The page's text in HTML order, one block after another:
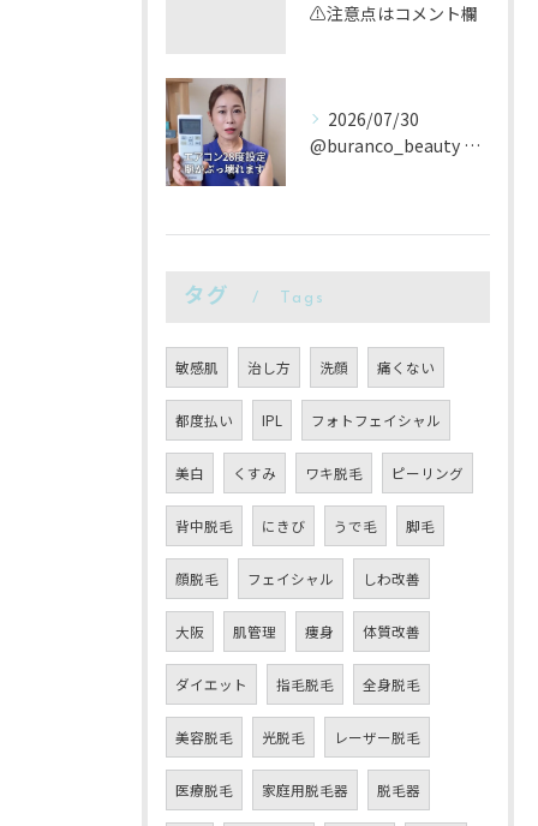
⚠️注意点はコメント欄
2026/07/30
@buranco_beauty 歴12年の知見と根本美容💆‍...
タグ Tags
敏感肌 治し方 洗顔 痛くない
都度払い IPL フォトフェイシャル
美白 くすみ ワキ脱毛 ピーリング
背中脱毛 にきび うで毛 脚毛
顔脱毛 フェイシャル しわ改善
大阪 肌管理 痩身 体質改善
ダイエット 指毛脱毛 全身脱毛
美容脱毛 光脱毛 レーザー脱毛
医療脱毛 家庭用脱毛器 脱毛器